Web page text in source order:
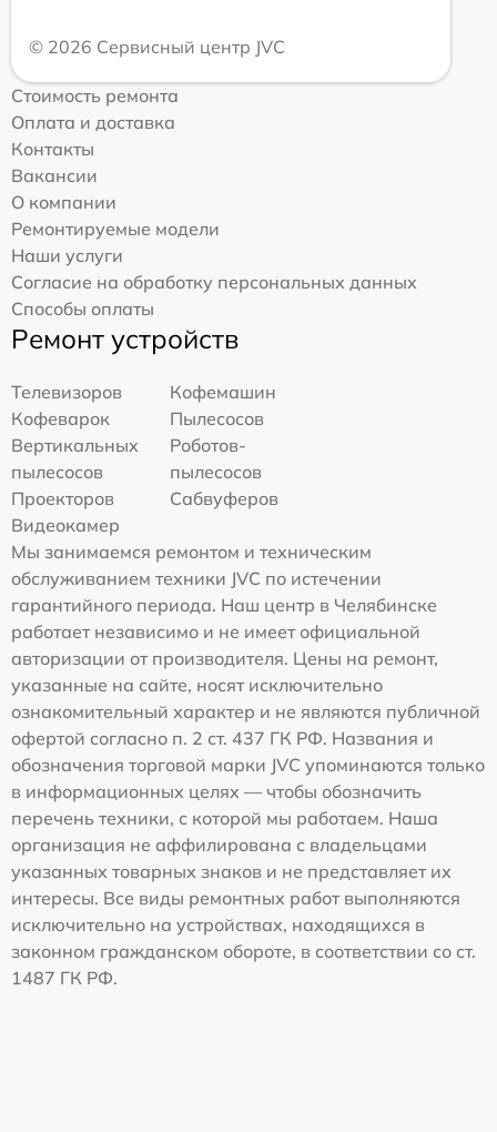
© 2026 Сервисный центр JVC
Стоимость ремонта
Оплата и доставка
Контакты
Вакансии
О компании
Ремонтируемые модели
Наши услуги
Согласие на обработку персональных данных
Способы оплаты
Ремонт устройств
Телевизоров
Кофемашин
Кофеварок
Пылесосов
Вертикальных
пылесосов
Роботов-
пылесосов
Проекторов
Сабвуферов
Видеокамер
Мы занимаемся ремонтом и техническим
обслуживанием техники JVC по истечении
гарантийного периода. Наш центр в Челябинске
работает независимо и не имеет официальной
авторизации от производителя. Цены на ремонт,
указанные на сайте, носят исключительно
ознакомительный характер и не являются публичной
офертой согласно п. 2 ст. 437 ГК РФ. Названия и
обозначения торговой марки JVC упоминаются только
в информационных целях — чтобы обозначить
перечень техники, с которой мы работаем. Наша
организация не аффилирована с владельцами
указанных товарных знаков и не представляет их
интересы. Все виды ремонтных работ выполняются
исключительно на устройствах, находящихся в
законном гражданском обороте, в соответствии со ст.
1487 ГК РФ.